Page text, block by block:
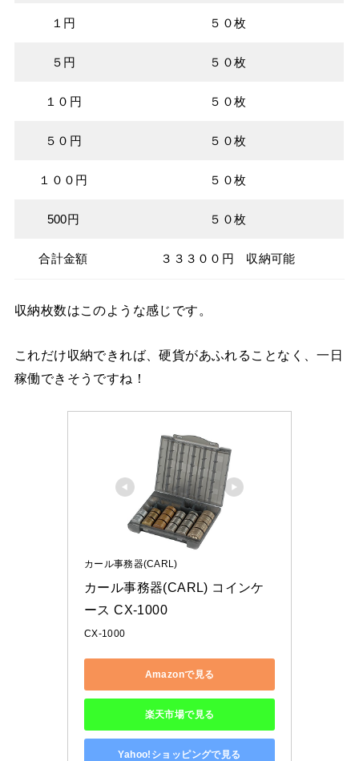
１円 ５０枚
５円 ５０枚
１０円 ５０枚
５０円 ５０枚
１００円 ５０枚
500円 ５０枚
合計金額 ３３３００円 収納可能
収納枚数はこのような感じです。
これだけ収納できれば、硬貨があふれることなく、一日
稼働できそうですね！
カール事務器(CARL)
カール事務器(CARL) コインケ
ース CX-1000
CX-1000
Amazonで見る
楽天市場で見る
Yahoo!ショッピングで見る